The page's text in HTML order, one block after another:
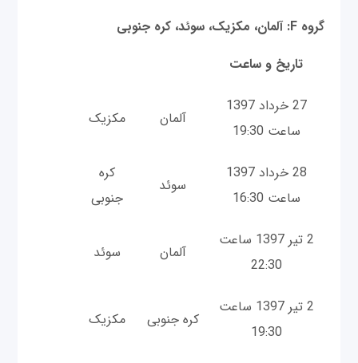
گروه F: آلمان، مکزیک، سوئد، کره جنوبی
تاریخ و ساعت
27 خرداد 1397
ساعت 19:30
آلمان مکزیک
28 خرداد 1397
ساعت 16:30
سوئد
کره
جنوبی
2 تیر 1397 ساعت
22:30
آلمان سوئد
2 تیر 1397 ساعت
19:30
کره جنوبی مکزیک